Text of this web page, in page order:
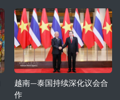
越南—泰国持续深化议会合
作